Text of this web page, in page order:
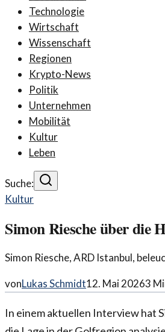
Technologie
Wirtschaft
Wissenschaft
Regionen
Krypto-News
Politik
Unternehmen
Mobilität
Kultur
Leben
Suche:
Kultur
Simon Riesche über die
Simon Riesche, ARD Istanbul,
vonLukas Schmidt12. Mai 20263
In einem aktuellen Interview hat